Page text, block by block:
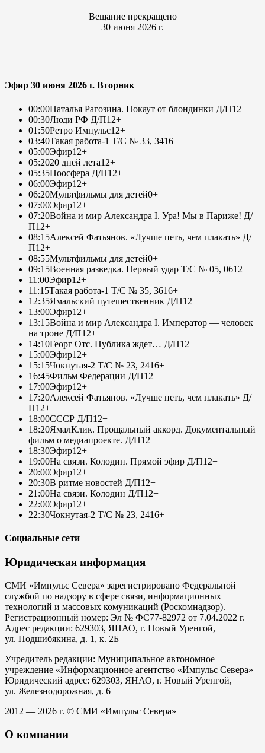
Вещание прекращено
30 июня 2026 г.
Эфир 30 июня 2026 г. Вторник
00:00Наталья Рагозина. Нокаут от блондинки Д/П12+
00:30Люди РФ Д/П12+
01:50Ретро Импульс12+
03:40Такая работа-1 Т/С № 33, 3416+
05:00Эфир12+
05:2020 дней лета12+
05:35Ноосфера Д/П12+
06:00Эфир12+
06:20Мультфильмы для детей0+
07:00Эфир12+
07:20Война и мир Александра I. Ура! Мы в Париже! Д/
П12+
08:15Алексей Фатьянов. «Лучше петь, чем плакать» Д/
П12+
08:55Мультфильмы для детей0+
09:15Военная разведка. Первый удар Т/С № 05, 0612+
11:00Эфир12+
11:15Такая работа-1 Т/С № 35, 3616+
12:35Ямальский путешественник Д/П12+
13:00Эфир12+
13:15Война и мир Александра I. Император — человек
на троне Д/П12+
14:10Георг Отс. Публика ждет… Д/П12+
15:00Эфир12+
15:15Чокнутая-2 Т/С № 23, 2416+
16:45Фильм Федерации Д/П12+
17:00Эфир12+
17:20Алексей Фатьянов. «Лучше петь, чем плакать» Д/
П12+
18:00СССР Д/П12+
18:20ЯмалКлик. Прощальный аккорд. Документальный
фильм о медиапроекте. Д/П12+
18:30Эфир12+
19:00На связи. Колодин. Прямой эфир Д/П12+
20:00Эфир12+
20:30В ритме новостей Д/П12+
21:00На связи. Колодин Д/П12+
22:00Эфир12+
22:30Чокнутая-2 Т/С № 23, 2416+
Социальные сети
Юридическая информация
СМИ «Импульс Севера» зарегистрировано Федеральной
службой по надзору в сфере связи, информационных
технологий и массовых комуникаций (Роскомнадзор).
Регистрационный номер: Эл № ФС77-82972 от 7.04.2022 г.
Адрес редакции: 629303, ЯНАО, г. Новый Уренгой,
ул. Подшибякина, д. 1, к. 2Б
Учредитель редакции: Муниципальное автономное
учреждение «Информационное агентство «Импульс Севера»
Юридический адрес: 629303, ЯНАО, г. Новый Уренгой,
ул. Железнодорожная, д. 6
2012 — 2026 г. © СМИ «Импульс Севера»
О компании